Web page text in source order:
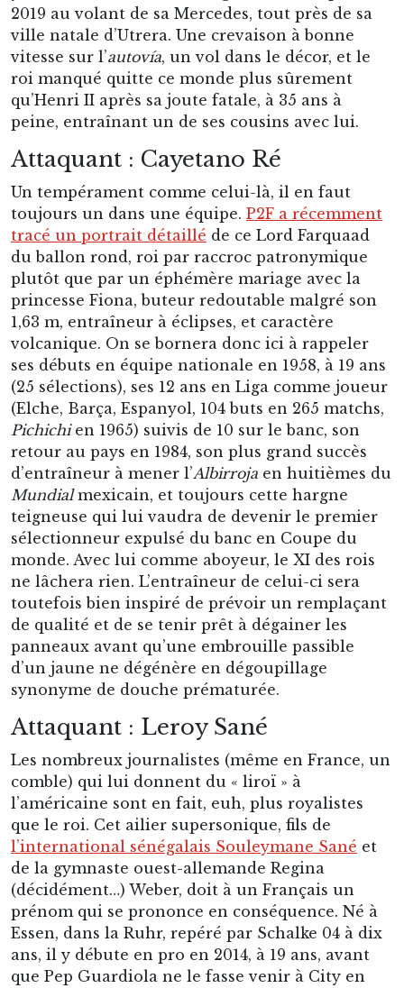
2019 au volant de sa Mercedes, tout près de sa
ville natale d’Utrera. Une crevaison à bonne
vitesse sur l’autovía, un vol dans le décor, et le
roi manqué quitte ce monde plus sûrement
qu’Henri II après sa joute fatale, à 35 ans à
peine, entraînant un de ses cousins avec lui.
Attaquant : Cayetano Ré
Un tempérament comme celui-là, il en faut
toujours un dans une équipe. P2F a récemment
tracé un portrait détaillé de ce Lord Farquaad
du ballon rond, roi par raccroc patronymique
plutôt que par un éphémère mariage avec la
princesse Fiona, buteur redoutable malgré son
1,63 m, entraîneur à éclipses, et caractère
volcanique. On se bornera donc ici à rappeler
ses débuts en équipe nationale en 1958, à 19 ans
(25 sélections), ses 12 ans en Liga comme joueur
(Elche, Barça, Espanyol, 104 buts en 265 matchs,
Pichichien 1965) suivis de 10 sur le banc, son
retour au pays en 1984, son plus grand succès
d’entraîneur à mener l’Albirroja en huitièmes du
Mundialmexicain, et toujours cette hargne
teigneuse qui lui vaudra de devenir le premier
sélectionneur expulsé du banc en Coupe du
monde. Avec lui comme aboyeur, le XI des rois
ne lâchera rien. L’entraîneur de celui-ci sera
toutefois bien inspiré de prévoir un remplaçant
de qualité et de se tenir prêt à dégainer les
panneaux avant qu’une embrouille passible
d’un jaune ne dégénère en dégoupillage
synonyme de douche prématurée.
Attaquant : Leroy Sané
Les nombreux journalistes (même en France, un
comble) qui lui donnent du « liroï » à
l’américaine sont en fait, euh, plus royalistes
que le roi. Cet ailier supersonique, fils de
l’international sénégalais Souleymane Sané et
de la gymnaste ouest-allemande Regina
(décidément…) Weber, doit à un Français un
prénom qui se prononce en conséquence. Né à
Essen, dans la Ruhr, repéré par Schalke 04 à dix
ans, il y débute en pro en 2014, à 19 ans, avant
que Pep Guardiola ne le fasse venir à City en